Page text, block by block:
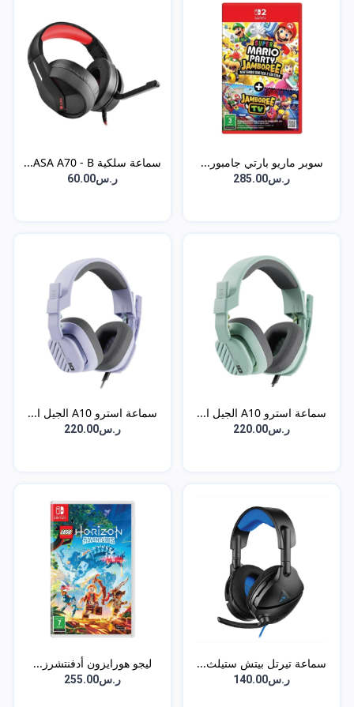
سوبر ماريو بارتي جامبور...
ر.س285.00
سماعة سلكية ASA A70 - B...
ر.س60.00
سماعة استرو A10 الجيل ا...
ر.س220.00
سماعة استرو A10 الجيل ا...
ر.س220.00
سماعة تيرتل بيتش ستيلث...
ر.س140.00
ليجو هورايزون أدفنتشرز...
ر.س255.00